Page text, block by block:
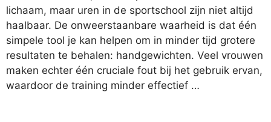
lichaam, maar uren in de sportschool zijn niet altijd
haalbaar. De onweerstaanbare waarheid is dat één
simpele tool je kan helpen om in minder tijd grotere
resultaten te behalen: handgewichten. Veel vrouwen
maken echter één cruciale fout bij het gebruik ervan,
waardoor de training minder effectief …